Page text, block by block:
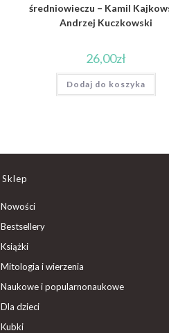
średniowieczu – Kamil
Andrzej Kuczkowski
26,00zł
Dodaj do koszyka
Sklep
Nowości
Bestsellery
Książki
Mitologia i wierzenia
Naukowe i popularnonaukowe
Dla dzieci
Kubki